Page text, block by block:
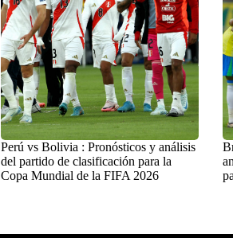
Perú vs Bolivia : Pronósticos y análisis
del partido de clasificación para la
Copa Mundial de la FIFA 2026